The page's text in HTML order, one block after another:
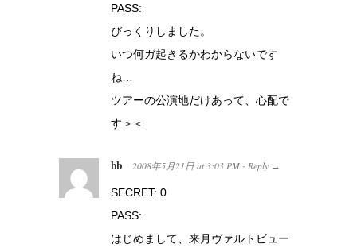
PASS:
びっくりしました。
いつ何ガ起きるかわからないです
ね…
ツアーの公演地だけあって、心配で
す＞＜
bb 2008年5月21日 at 3:03 PM · Reply →
SECRET: 0
PASS:
はじめまして、来月ヴァルトビュー